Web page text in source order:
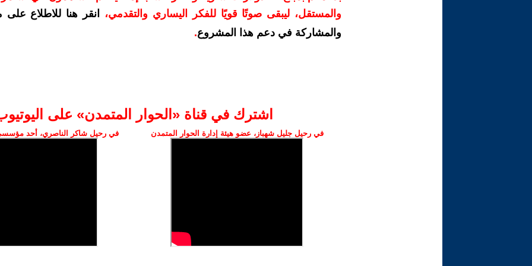
والمستقل، ليبقى صوتًا قويًا للفكر اليساري والتقدمي،
انقر هنا للاطلاع
والمشاركة في دعم هذا المشروع.
اشترك في قناة ‫«الحوار المتمدن» على
في رحيل جليل شهباز، عضو هيئة إدارة الحوار المتمدن في رحيل شاكر الناصري، أحد